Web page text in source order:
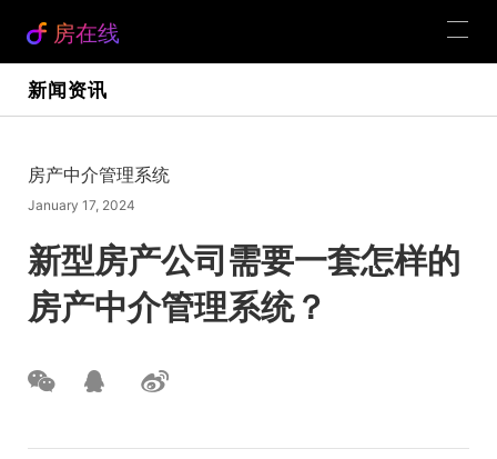
房在线
新闻资讯
房产中介管理系统
January 17, 2024
新型房产公司需要一套怎样的
房产中介管理系统？